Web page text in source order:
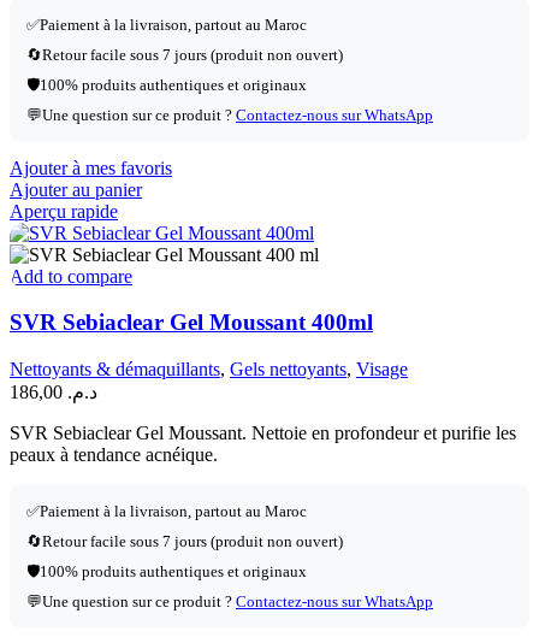
✅Paiement à la livraison, partout au Maroc
🔄Retour facile sous 7 jours (produit non ouvert)
🛡️100% produits authentiques et originaux
💬Une question sur ce produit ? Contactez-nous sur WhatsApp
Ajouter à mes favoris
Ajouter au panier
Aperçu rapide
Add to compare
SVR Sebiaclear Gel Moussant 400ml
Nettoyants & démaquillants, Gels nettoyants, Visage
د.م.
SVR Sebiaclear Gel Moussant. Nettoie en profondeur et purifie les
peaux à tendance acnéique.
✅Paiement à la livraison, partout au Maroc
🔄Retour facile sous 7 jours (produit non ouvert)
🛡️100% produits authentiques et originaux
💬Une question sur ce produit ? Contactez-nous sur WhatsApp